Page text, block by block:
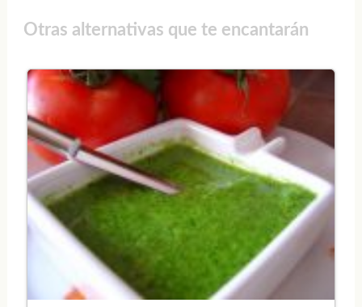
Otras alternativas que te encantarán